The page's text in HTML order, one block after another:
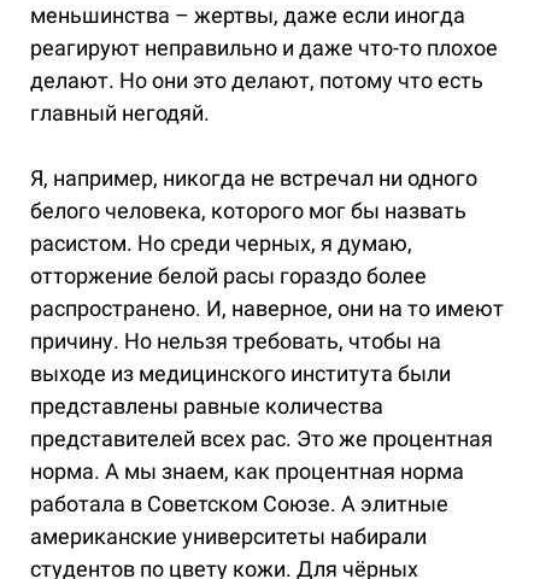
меньшинства – жертвы, даже если иногда
реагируют неправильно и даже что-то плохое
делают. Но они это делают, потому что есть
главный негодяй.
Я, например, никогда не встречал ни одного
белого человека, которого мог бы назвать
расистом. Но среди черных, я думаю,
отторжение белой расы гораздо более
распространено. И, наверное, они на то имеют
причину. Но нельзя требовать, чтобы на
выходе из медицинского института были
представлены равные количества
представителей всех рас. Это же процентная
норма. А мы знаем, как процентная норма
работала в Советском Союзе. А элитные
американские университеты набирали
студентов по цвету кожи. Для чёрных